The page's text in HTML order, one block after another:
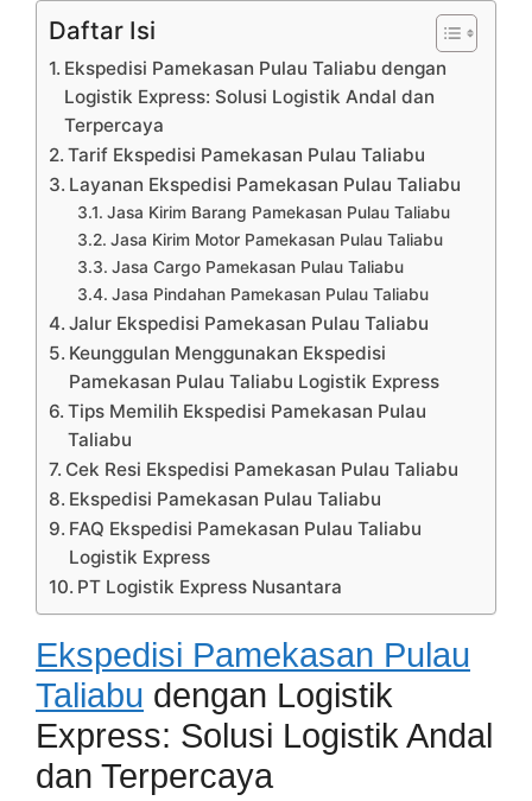
Daftar Isi
Ekspedisi Pamekasan Pulau Taliabu dengan
Logistik Express: Solusi Logistik Andal dan
Terpercaya
Tarif Ekspedisi Pamekasan Pulau Taliabu
Layanan Ekspedisi Pamekasan Pulau Taliabu
Jasa Kirim Barang Pamekasan Pulau Taliabu
Jasa Kirim Motor Pamekasan Pulau Taliabu
Jasa Cargo Pamekasan Pulau Taliabu
Jasa Pindahan Pamekasan Pulau Taliabu
Jalur Ekspedisi Pamekasan Pulau Taliabu
Keunggulan Menggunakan Ekspedisi
Pamekasan Pulau Taliabu Logistik Express
Tips Memilih Ekspedisi Pamekasan Pulau
Taliabu
Cek Resi Ekspedisi Pamekasan Pulau Taliabu
Ekspedisi Pamekasan Pulau Taliabu
FAQ Ekspedisi Pamekasan Pulau Taliabu
Logistik Express
PT Logistik Express Nusantara
Ekspedisi Pamekasan Pulau
Taliabu dengan Logistik
Express: Solusi Logistik Andal
dan Terpercaya